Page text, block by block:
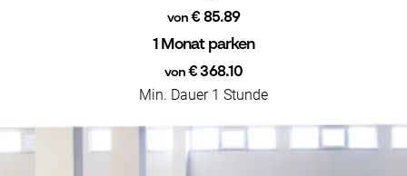
von € 85.89
1 Monat parken
von € 368.10
Min. Dauer 1 Stunde